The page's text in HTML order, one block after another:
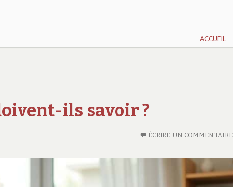
ACCUEIL
ils savoir ?
ÉCRIRE UN COMMENTAIRE